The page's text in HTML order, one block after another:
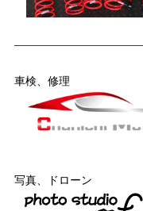
車検、修理
写真、ドローン